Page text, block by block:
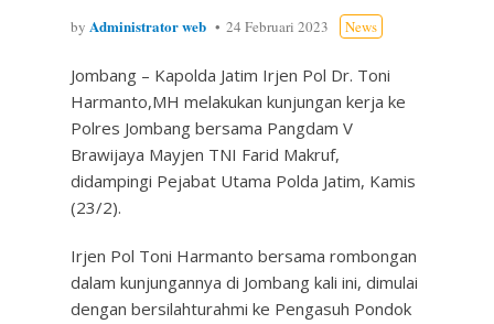
by Administrator web 24 Februari 2023 News
Jombang – Kapolda Jatim Irjen Pol Dr. Toni
Harmanto,MH melakukan kunjungan kerja ke
Polres Jombang bersama Pangdam V
Brawijaya Mayjen TNI Farid Makruf,
didampingi Pejabat Utama Polda Jatim, Kamis
(23/2).
Irjen Pol Toni Harmanto bersama rombongan
dalam kunjungannya di Jombang kali ini, dimulai
dengan bersilahturahmi ke Pengasuh Pondok